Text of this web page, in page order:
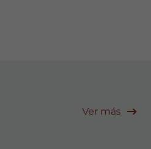
Ver más